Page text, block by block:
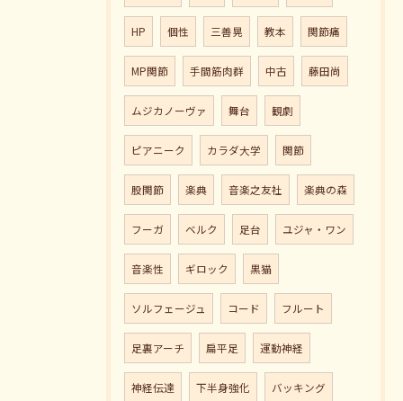
HP 個性 三善晃 教本 関節痛
MP関節 手間筋肉群 中古 藤田尚
ムジカノーヴァ 舞台 観劇
ピアニーク カラダ大学 関節
股関節 楽典 音楽之友社 楽典の森
フーガ ベルク 足台 ユジャ・ワン
音楽性 ギロック 黒猫
ソルフェージュ コード フルート
足裏アーチ 扁平足 運動神経
神経伝達 下半身強化 バッキング